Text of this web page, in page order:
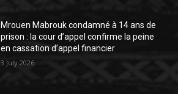
Mrouen Mabrouk condamné à 14 ans de
prison : la cour d’appel confirme la peine
en cassation d’appel financier
3 July 2026